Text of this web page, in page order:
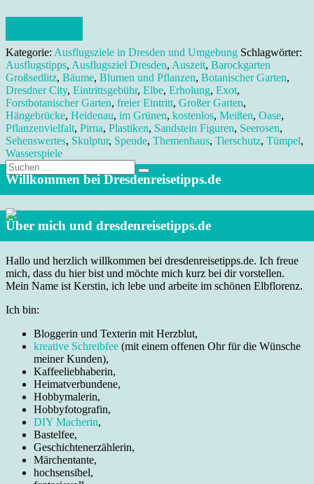
Kategorie: Ausflugsziele in Dresden und Umgebung Schlagwörter:
Ausflugstipps, Ausflugsziel Dresden, Auszeit, Barockgarten
Großsedlitz, Bäume, Blumen und Pflanzen, Botanischer Garten,
Dresdner City, Eintrittsgebühr, Elbe, Erholung, Exot,
Forstbotanischer Garten, freier Eintritt, Großer Garten,
Hängebrücke, Heidenau, im Grünen, kostenlos, Meißen, Oase,
Pflanzenvielfalt, Pirna, Plastiken, Sandstein Figuren, Seerosen,
Sehenswertes, Skulptur, Spende, Themenhaus, Tierschutz, Tümpel,
Wasserspiele
Suche
nach:
Willkommen bei Dresdenreisetipps.de
Über mich und dresdenreisetipps.de
Hallo und herzlich willkommen bei dresdenreisetipps.de. Ich freue
mich, dass du hier bist und möchte mich kurz bei dir vorstellen.
Mein Name ist Kerstin, ich lebe und arbeite im schönen Elbflorenz.
Ich bin:
Bloggerin und Texterin mit Herzblut,
kreative Schreibfee (mit einem offenen Ohr für die Wünsche
meiner Kunden),
Kaffeeliebhaberin,
Heimatverbundene,
Hobbymalerin,
Hobbyfotografin,
DIY Macherin,
Bastelfee,
Geschichtenerzählerin,
Märchentante,
hochsensibel,